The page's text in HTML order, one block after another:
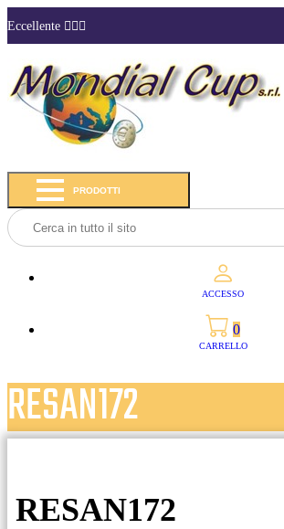
Eccellente
PRODOTTI
ACCESSO
0
CARRELLO
RESAN172
RESAN172